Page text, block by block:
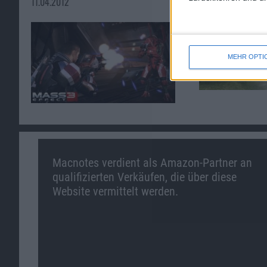
MEHR
Macnotes verdient als Amazon-Partner an
qualifizierten Verkäufen, die über diese
Website vermittelt werden.